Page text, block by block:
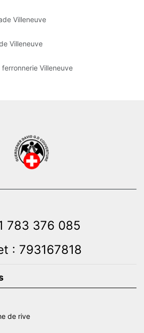
Villeneuve
Villeneuve
Villeneuve
783 376 085
: 793167818
de rive